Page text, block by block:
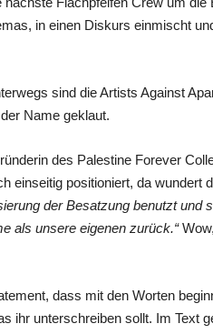
in einen Diskurs einmischt
sind die Artists Against
Name geklaut.
des Palestine Forever
einseitig positioniert, da wundert
der Besatzung benutzt und
als unsere eigenen zurück.“
dass mit den Worten
ihr unterschreiben sollt. Im Text